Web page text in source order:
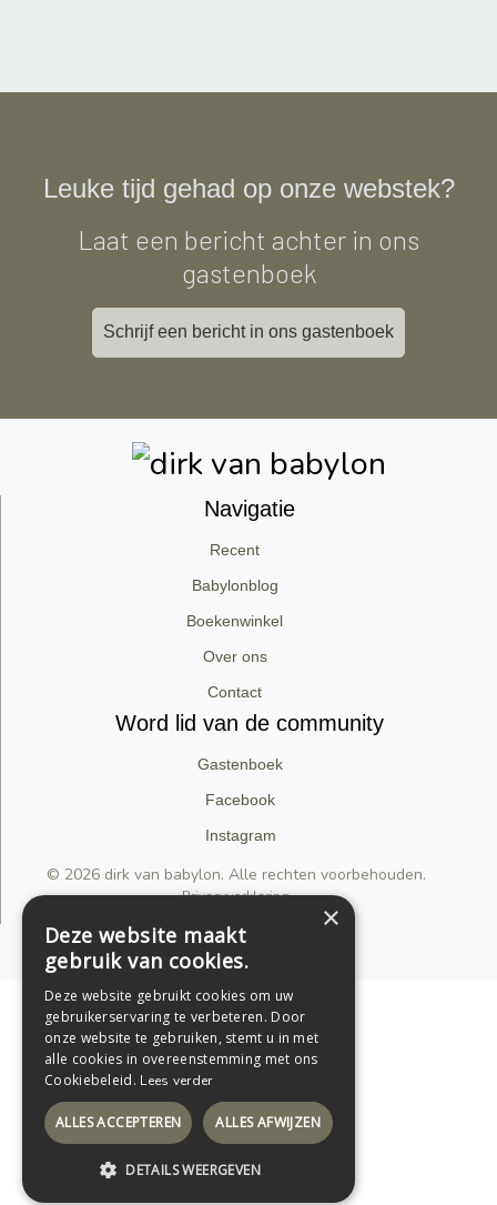
Leuke tijd gehad op onze webstek?
Laat een bericht achter in ons
gastenboek
Schrijf een bericht in ons gastenboek
Navigatie
Recent
Babylonblog
Boekenwinkel
Over ons
Contact
Word lid van de community
Gastenboek
Facebook
Instagram
© 2026 dirk van babylon. Alle rechten voorbehouden.
Privacyverklaring
Support by Conversal
×
Deze website maakt
gebruik van cookies.
Deze website gebruikt cookies om uw
gebruikerservaring te verbeteren. Door
onze website te gebruiken, stemt u in met
alle cookies in overeenstemming met ons
Cookiebeleid. Lees verder
ALLES ACCEPTEREN ALLES AFWIJZEN
DETAILS WEERGEVEN